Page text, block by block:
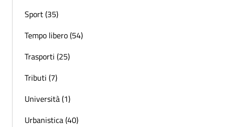
Sport (35)
Tempo libero (54)
Trasporti (25)
Tributi (7)
Università (1)
Urbanistica (40)